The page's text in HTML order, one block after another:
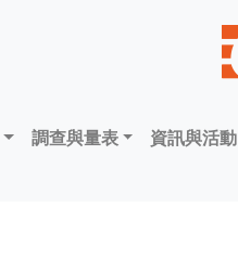
調查與量表 資訊與活動